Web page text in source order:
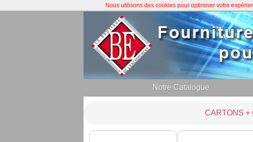
Notre Catalogue
CARTONS +
Nous utilisons des cookies pour optimiser votre